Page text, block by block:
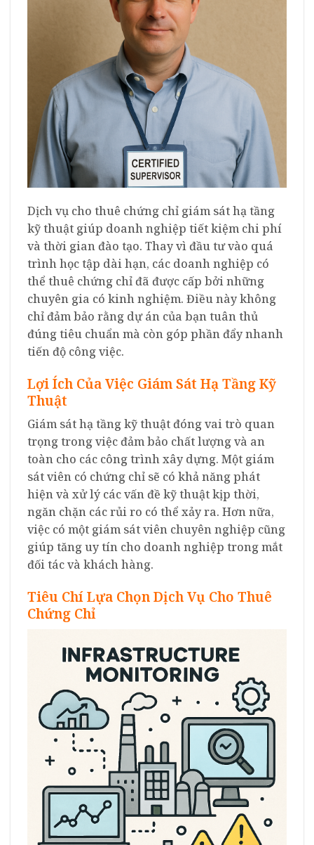
Dịch vụ cho thuê chứng chỉ giám sát hạ tầng
kỹ thuật giúp doanh nghiệp tiết kiệm chi phí
và thời gian đào tạo. Thay vì đầu tư vào quá
trình học tập dài hạn, các doanh nghiệp có
thể thuê chứng chỉ đã được cấp bởi những
chuyên gia có kinh nghiệm. Điều này không
chỉ đảm bảo rằng dự án của bạn tuân thủ
đúng tiêu chuẩn mà còn góp phần đẩy nhanh
tiến độ công việc.
Lợi Ích Của Việc Giám Sát Hạ Tầng Kỹ
Thuật
Giám sát hạ tầng kỹ thuật đóng vai trò quan
trọng trong việc đảm bảo chất lượng và an
toàn cho các công trình xây dựng. Một giám
sát viên có chứng chỉ sẽ có khả năng phát
hiện và xử lý các vấn đề kỹ thuật kịp thời,
ngăn chặn các rủi ro có thể xảy ra. Hơn nữa,
việc có một giám sát viên chuyên nghiệp cũng
giúp tăng uy tín cho doanh nghiệp trong mắt
đối tác và khách hàng.
Tiêu Chí Lựa Chọn Dịch Vụ Cho Thuê
Chứng Chỉ